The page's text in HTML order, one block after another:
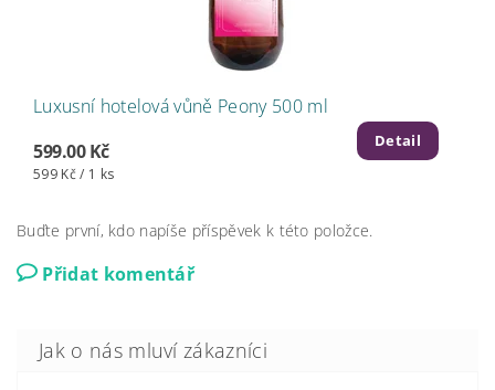
Luxusní hotelová vůně Peony 500 ml
599.00 Kč
599 Kč / 1 ks
Detail
Buďte první, kdo napíše příspěvek k této položce.
Přidat komentář